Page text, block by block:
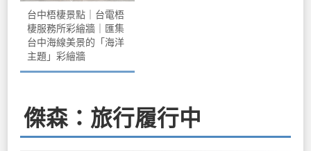
台中梧棲景點｜台電梧
棲服務所彩繪牆｜匯集
台中海線美景的「海洋
主題」彩繪牆
傑森：旅行履行中